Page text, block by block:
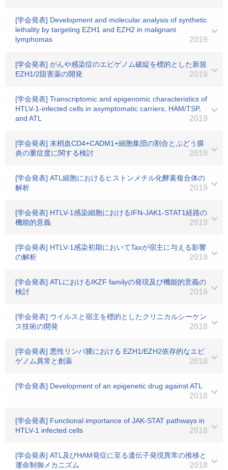
[学会発表] Development and molecular analysis of synthetic
lethality by targeting EZH1 and EZH2 in malignant
lymphomas
2019
[学会発表] がんや感染症のエピゲノム破綻を標的とした新規
EZH1/2阻害薬の開発
2019
[学会発表] Transcriptomic and epigenomic characteristics of
HTLV-1-infected cells in asymptomatic carriers, HAM/TSP,
and ATL
2019
[学会発表] 末梢血CD4+CADM1+細胞集団の割合とぶどう膜
炎の重症度に関する検討
2019
[学会発表] ATL細胞におけるヒストンメチル化酵素複合体の
解析
2019
[学会発表] HTLV-1感染細胞におけるIFN-JAK1-STAT1経路の
機能的意義
2019
[学会発表] HTLV-1感染初期においてTaxが宿主に与える影響
の解析
2019
[学会発表] ATLにおけるIKZF familyの発現及び機能的意義の
検討
2019
[学会発表] ウイルスと宿主を標的としたクリニカルシーケン
ス技術の開発
2018
[学会発表] 悪性リンパ腫における EZH1/EZH2依存的なエピ
ゲノム異常と創薬
2018
[学会発表] Development of an epigenetic drug against ATL
2018
[学会発表] Functional importance of JAK-STAT pathways in
HTLV-1 infected cells
2018
[学会発表] ATL及びHAM発症に至る遺伝子発現異常の推移と
運命制御メカニズム
2018